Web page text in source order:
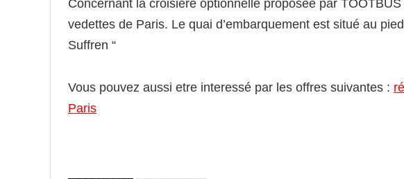
Concernant la croisiere optionnelle proposée par TOOTBUS
vedettes de Paris. Le quai d’embarquement est situé au
Suffren “
Vous pouvez aussi etre interessé par les offres suivantes :
Paris